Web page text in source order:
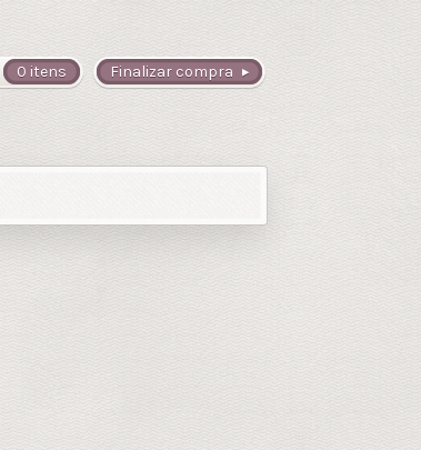
Finalizar compra
0 itens